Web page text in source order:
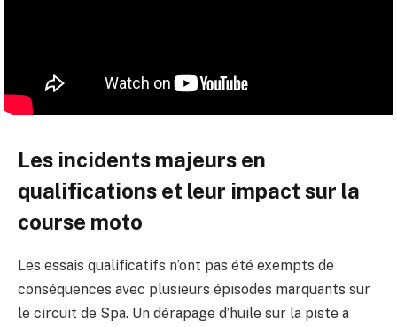
Les incidents majeurs en
qualifications et leur impact sur la
course moto
Les essais qualificatifs n’ont pas été exempts de
conséquences avec plusieurs épisodes marquants sur
le circuit de Spa. Un dérapage d’huile sur la piste a